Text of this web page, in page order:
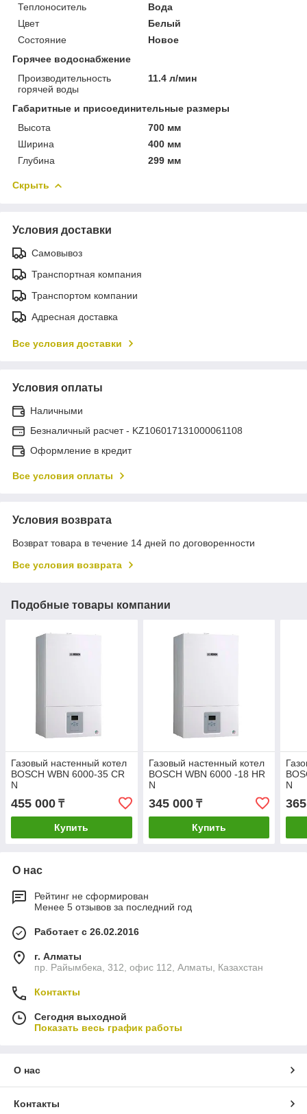
Теплоноситель
Вода
Цвет
Белый
Состояние
Новое
Горячее водоснабжение
Производительность
горячей воды
11.4 л/мин
Габаритные и присоединительные размеры
Высота
700 мм
Ширина
400 мм
Глубина
299 мм
Скрыть
Условия доставки
Самовывоз
Транспортная компания
Транспортом компании
Адресная доставка
Все условия доставки
Условия оплаты
Наличными
Безналичный расчет - KZ106017131000061108
Оформление в кредит
Все условия оплаты
Условия возврата
Возврат товара в течение 14 дней по договоренности
Все условия возврата
Подобные товары компании
Газовый настенный котел
BOSCH WBN 6000-35 CR
N
455 000 ₸
Купить
Газовый настенный котел
BOSCH WBN 6000 -18 HR
N
345 000₸
Купить
N
О нас
Рейтинг не сформирован
Менее 5 отзывов за последний год
Работает с 26.02.2016
г. Алматы
пр. Райымбека, 312, офис 112, Алматы, Казахстан
Контакты
Сегодня выходной
Показать весь график работы
О нас
Контакты